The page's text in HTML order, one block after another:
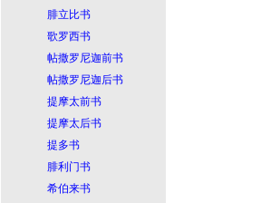
腓立比书
歌罗西书
帖撒罗尼迦前书
帖撒罗尼迦后书
提摩太前书
提摩太后书
提多书
腓利门书
希伯来书